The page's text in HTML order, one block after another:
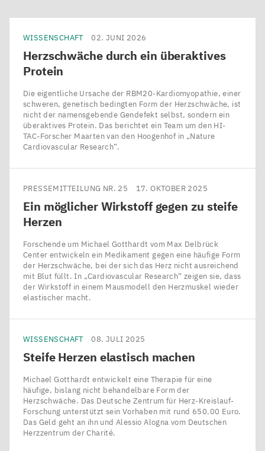
WISSENSCHAFT 02. JUNI 2026
Herzschwäche durch ein überaktives
Protein
Die eigentliche Ursache der RBM20-Kardiomyopathie, einer
schweren, genetisch bedingten Form der Herzschwäche, ist
nicht der namensgebende Gendefekt selbst, sondern ein
überaktives Protein. Das berichtet ein Team um den HI-
TAC-Forscher Maarten van den Hoogenhof in ​„Nature
Cardiovascular Research“.
PRESSEMITTEILUNG NR. 25 17. OKTOBER 2025
Ein möglicher Wirkstoff gegen zu steife
Herzen
Forschende um Michael Gotthardt vom Max Delbrück
Center entwickeln ein Medikament gegen eine häufige Form
der Herzschwäche, bei der sich das Herz nicht ausreichend
mit Blut füllt. In ​„Cardiovascular Research“ zeigen sie, dass
der Wirkstoff in einem Mausmodell den Herzmuskel wieder
elastischer macht.
WISSENSCHAFT 08. JULI 2025
Steife Herzen elastisch machen
Michael Gotthardt entwickelt eine Therapie für eine
häufige, bislang nicht behandelbare Form der
Herzschwäche. Das Deutsche Zentrum für Herz-Kreislauf-
Forschung unterstützt sein Vorhaben mit rund 650.00 Euro.
Das Geld geht an ihn und Alessio Alogna vom Deutschen
Herzzentrum der Charité.